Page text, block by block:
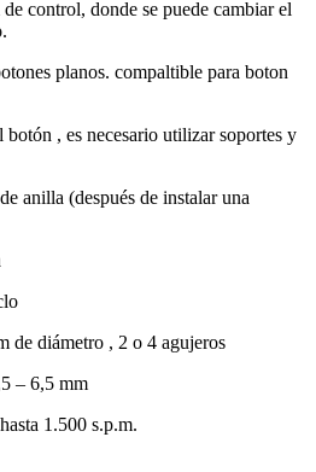
control, donde se puede cambiar el
planos. compaltible para boton
, es necesario utilizar soportes y
anilla (después de instalar una
de diámetro , 2 o 4 agujeros
– 6,5 mm
1.500 s.p.m.